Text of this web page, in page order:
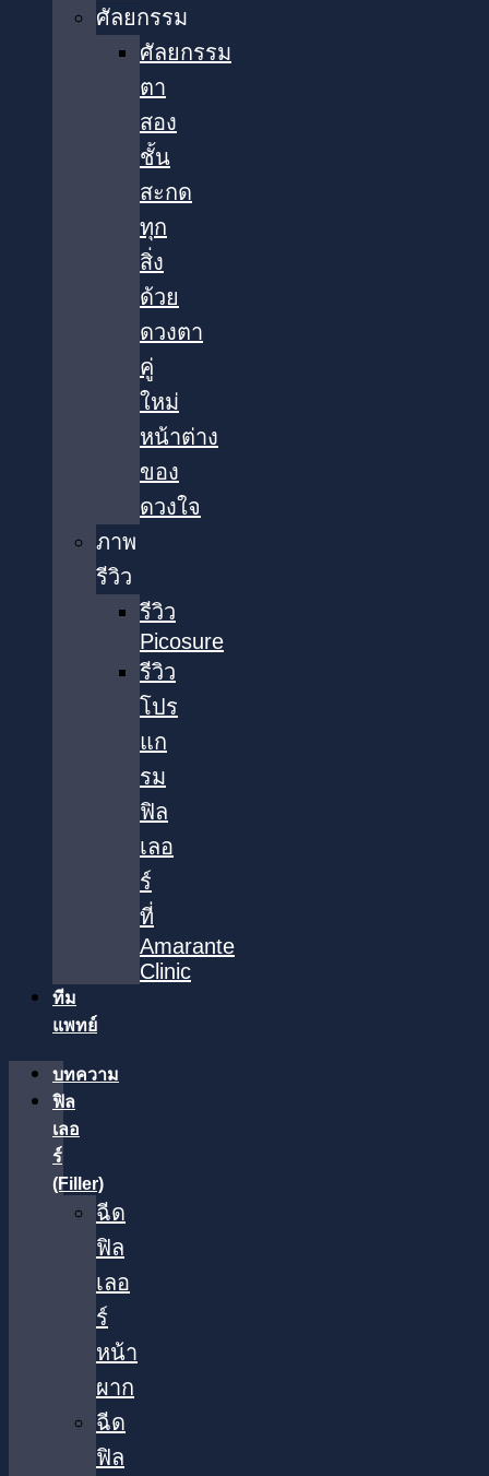
ศัลยกรรม
ศัลยกรรม
ตา
สอง
ชั้น
สะกด
ทุก
สิ่ง
ด้วย
ดวงตา
คู่
ใหม่
หน้าต่าง
ของ
ดวงใจ
ภาพ
รีวิว
รีวิว
Picosure
รีวิว
โปร
แก
รม
ฟิล
เลอ
ร์
ที่
Amarante
Clinic
ทีม
แพทย์
บทความ
ฟิล
เลอ
ร์
(Filler)
ฉีด
ฟิล
เลอ
ร์
หน้า
ผาก
ฉีด
ฟิล